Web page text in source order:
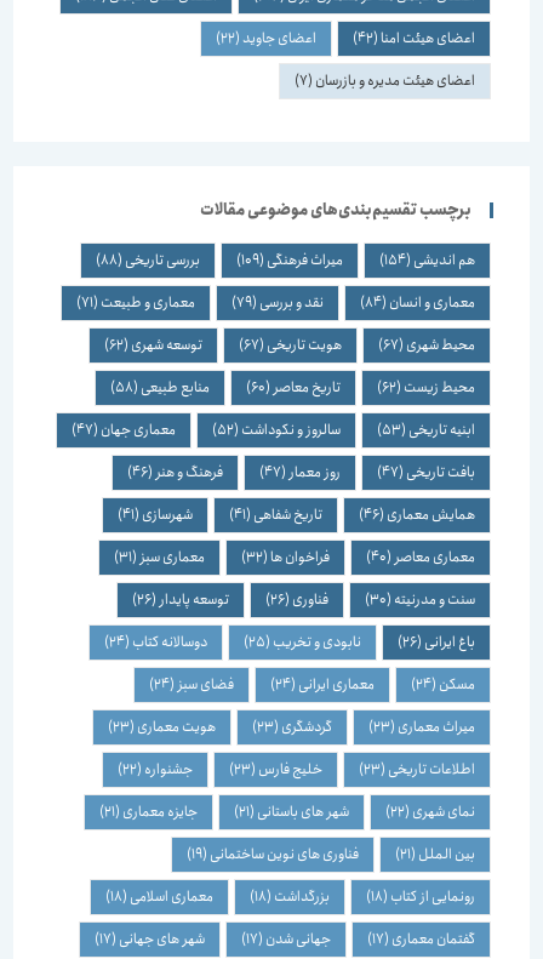
اعضای هیئت امنا (42) اعضای جاوید(22)
اعضای هیئت مدیره و بازرسان(7)
برچسب تقسیم‌بندی‌های موضوعی مقالات
هم اندیشی(154) میراث فرهنگی(109) بررسی تاریخی(88)
معماری و انسان(84) نقد و بررسی(79) معماری و طبیعت(71)
محیط شهری(67) هویت تاریخی(67) توسعه شهری(62)
محیط زیست(62) تاریخ معاصر(60) منابع طبیعی(58)
ابنیه تاریخی(53) سالروز و نکوداشت(52) معماری جهان(47)
بافت تاریخی(47) روز معمار(47) فرهنگ و هنر(46)
همایش معماری(46) تاریخ شفاهی(41) شهرسازی(41)
معماری معاصر(40) فراخوان ها(32) معماری سبز(31)
سنت و مدرنیته(30) فناوری(26) توسعه پایدار(26)
باغ ایرانی(26) نابودی و تخریب(25) دوسالانه کتاب(24)
مسکن(24) معماری ایرانی(24) فضای سبز(24)
میراث معماری(23) گردشگری(23) هویت معماری(23)
اطلاعات تاریخی(23) خلیج فارس(23) جشنواره(22)
نمای شهری(22) شهر های باستانی(21) جایزه معماری(21)
بین الملل(21) فناوری های نوین ساختمانی(19)
رونمایی از کتاب(18) بزرگداشت(18) معماری اسلامی(18)
گفتمان معماری(17) جهانی شدن(17) شهر های جهانی(17)